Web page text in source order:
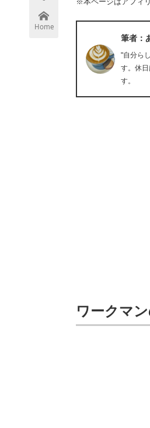
Home
筆者：
"自分ら
す。休
す。
ワークマ